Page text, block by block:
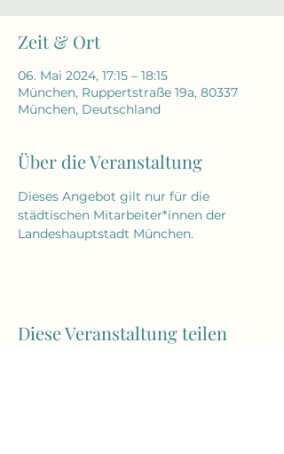
Zeit & Ort
06. Mai 2024, 17:15 – 18:15
München, Ruppertstraße 19a, 80337
München, Deutschland
Über die Veranstaltung
Dieses Angebot gilt nur für die
städtischen Mitarbeiter*innen der
Landeshauptstadt München.
Diese Veranstaltung teilen